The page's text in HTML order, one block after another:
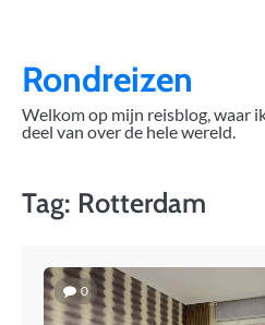
contentRondreizen
Welkom op mijn reisblog, waar
deel van over de hele wereld.
Tag: Rotterdam
0